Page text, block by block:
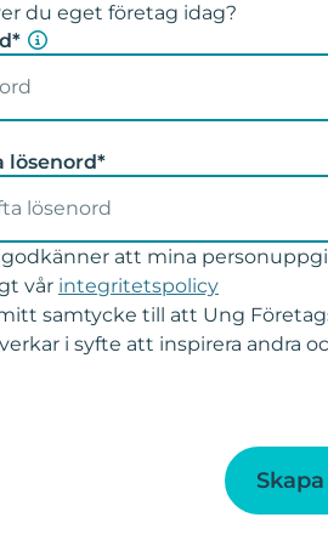
du eget företag idag?
lösenord*
godkänner att mina
vår integritetspolicy
samtycke till att Ung
i syfte att inspirera andra